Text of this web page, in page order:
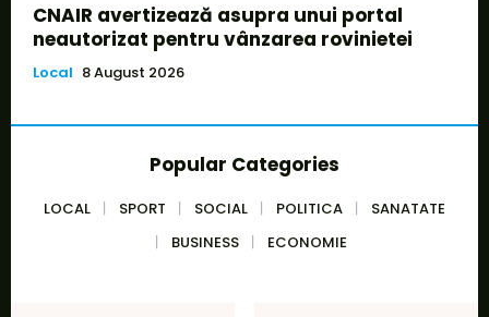
CNAIR avertizează asupra unui portal
neautorizat pentru vânzarea rovinietei
Local 8 August 2026
Popular Categories
LOCAL SPORT SOCIAL POLITICA
SANATATE
BUSINESS
ECONOMIE